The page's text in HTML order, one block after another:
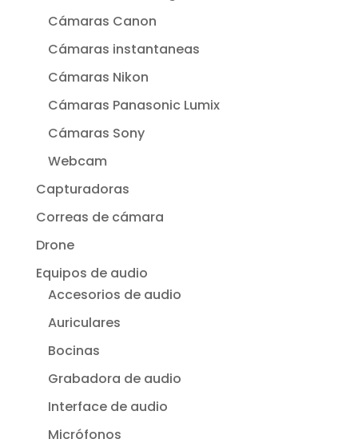
Cámaras Canon
Cámaras instantaneas
Cámaras Nikon
Cámaras Panasonic Lumix
Cámaras Sony
Webcam
Capturadoras
Correas de cámara
Drone
Equipos de audio
Accesorios de audio
Auriculares
Bocinas
Grabadora de audio
Interface de audio
Micrófonos